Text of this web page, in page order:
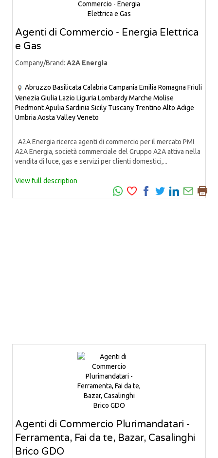
Agenti di Commercio - Energia Elettrica
e Gas
Company/Brand: A2A Energia
Abruzzo Basilicata Calabria Campania Emilia Romagna Friuli
Venezia Giulia Lazio Liguria LombardyMarche Molise
PiedmontApulia Sardinia Sicily Tuscany Trentino Alto Adige
Umbria Aosta ValleyVeneto
A2A Energia ricerca agenti di commercio per il mercato PMI
A2A Energia, società commerciale del Gruppo A2A attiva nella
vendita di luce, gas e servizi per clienti domestici,...
View full description
Agenti di Commercio Plurimandatari -
Ferramenta, Fai da te, Bazar, Casalinghi
Brico GDO